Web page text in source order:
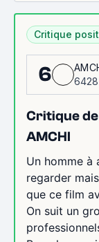
Critique
6
Critique
AMCHI
Un homme à
regarder
que ce film
On suit un